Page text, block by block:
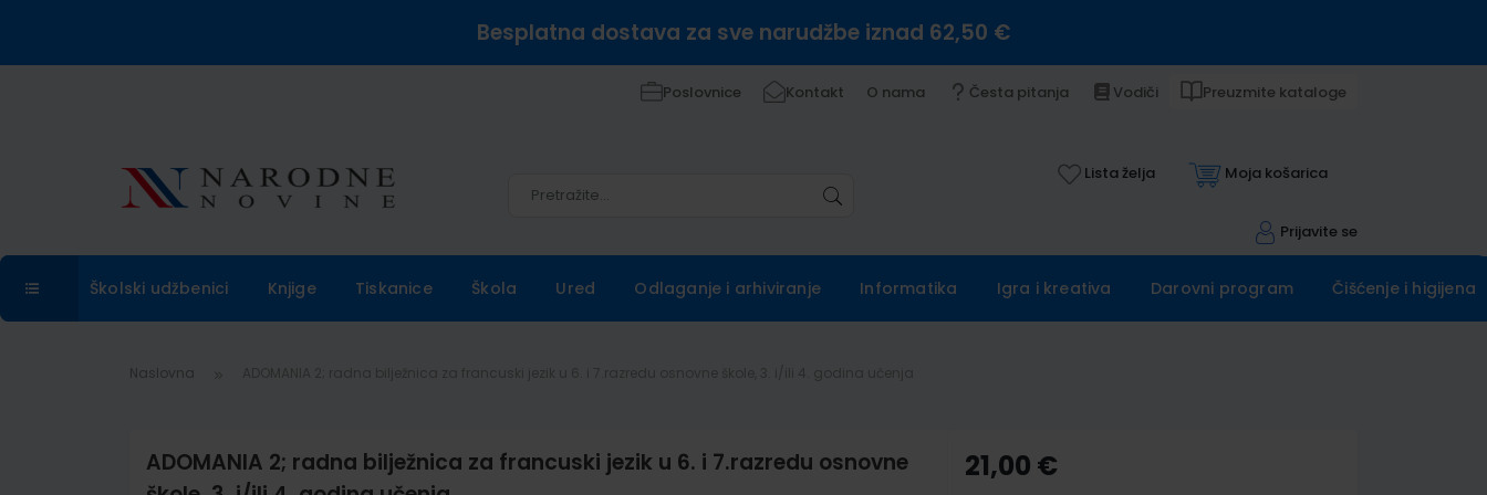
Besplatna dostava za sve narudžbe iznad 62,50 €
Poslovnice Kontakt O nama Česta pitanja Vodiči Preuzmite kataloge
Lista želja Moja košarica
Prijavite se
Školski udžbenici Knjige Tiskanice Škola Ured Odlaganje i arhiviranje Informatika Igra i kreativa Darovni program Čišćenje i higijena
Naslovna
ADOMANIA 2; radna bilježnica za francuski jezik u 6. i 7.razredu osnovne
21,00 €